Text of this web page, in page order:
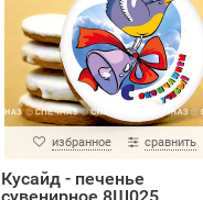
избранное сравнить
Кусайд - печенье